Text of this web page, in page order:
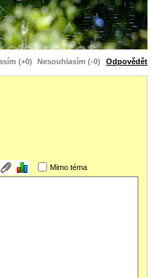
(+0) Nesouhlasím (-0) Odpovědět
Mimo téma